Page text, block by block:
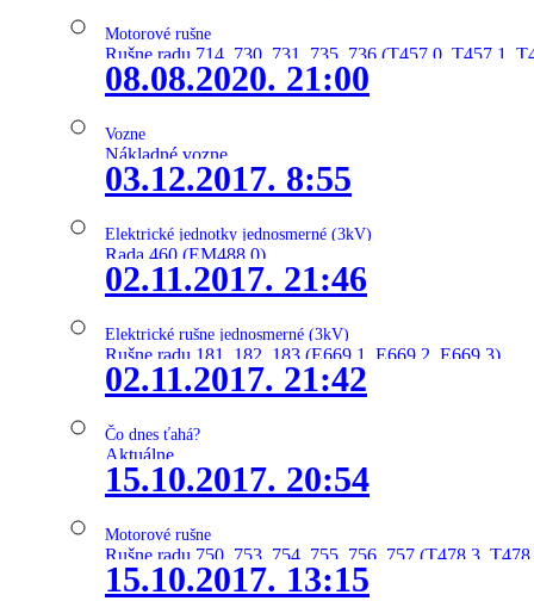
Motorové rušne
Rušne radu 714, 730, 731, 735, 736 (T457.0, T457.1,
08.08.2020. 21:00
Vozne
Nákladné vozne
03.12.2017. 8:55
Elektrické jednotky jednosmerné (3kV)
Rada 460 (EM488.0)
02.11.2017. 21:46
Elektrické rušne jednosmerné (3kV)
Rušne radu 181, 182, 183 (E669.1, E669.2, E669.3)
02.11.2017. 21:42
Čo dnes ťahá?
Aktuálne
15.10.2017. 20:54
Motorové rušne
Rušne radu 750, 753, 754, 755, 756, 757 (T478.3,
15.10.2017. 13:15